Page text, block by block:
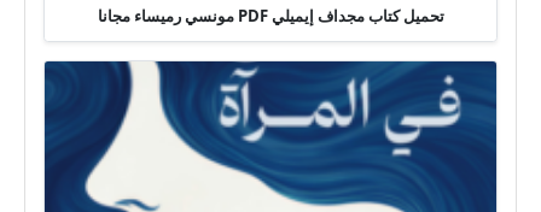
تحميل كتاب مجداف إيميلي PDF مونسي رميساء مجانا